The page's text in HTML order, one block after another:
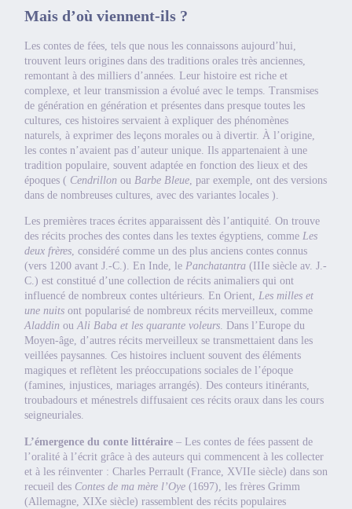
Mais d’où viennent-ils ?
Les contes de fées, tels que nous les connaissons aujourd’hui,
trouvent leurs origines dans des traditions orales très anciennes,
remontant à des milliers d’années. Leur histoire est riche et
complexe, et leur transmission a évolué avec le temps. Transmises
de génération en génération et présentes dans presque toutes les
cultures, ces histoires servaient à expliquer des phénomènes
naturels, à exprimer des leçons morales ou à divertir. À l’origine,
les contes n’avaient pas d’auteur unique. Ils appartenaient à une
tradition populaire, souvent adaptée en fonction des lieux et des
époques ( Cendrillonou Barbe Bleue, par exemple, ont des versions
dans de nombreuses cultures, avec des variantes locales ).
Les premières traces écrites apparaissent dès l’antiquité. On trouve
des récits proches des contes dans les textes égyptiens, comme Les
deux frères, considéré comme un des plus anciens contes connus
(vers 1200 avant J.-C.). En Inde, le Panchatantra(IIIe siècle av. J.-
C.) est constitué d’une collection de récits animaliers qui ont
influencé de nombreux contes ultérieurs. En Orient, Les milles et
une nuitsont popularisé de nombreux récits merveilleux, comme
AladdinouAli Baba et les quarante voleurs. Dans l’Europe du
Moyen-âge, d’autres récits merveilleux se transmettaient dans les
veillées paysannes. Ces histoires incluent souvent des éléments
magiques et reflètent les préoccupations sociales de l’époque
(famines, injustices, mariages arrangés). Des conteurs itinérants,
troubadours et ménestrels diffusaient ces récits oraux dans les cours
seigneuriales.
L’émergence du conte littéraire– Les contes de fées passent de
l’oralité à l’écrit grâce à des auteurs qui commencent à les collecter
et à les réinventer : Charles Perrault (France, XVIIe siècle) dans son
recueil des Contes de ma mère l’Oye(1697), les frères Grimm
(Allemagne, XIXe siècle) rassemblent des récits populaires